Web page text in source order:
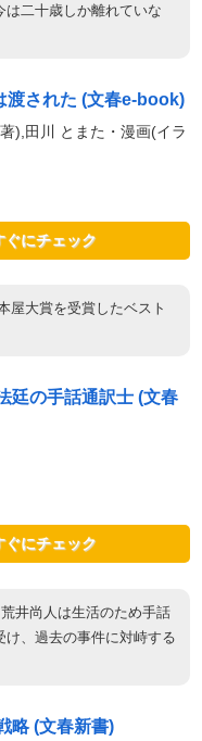
二十歳しか離れていな
渡された (文春e-book)
),田川 とまた・漫画(イラ
ぐにチェック
屋大賞を受賞したベスト
廷の手話通訳士 (文春
ぐにチェック
井尚人は生活のため手話
、過去の事件に対峙する
略 (文春新書)